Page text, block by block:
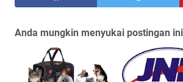
Anda mungkin menyukai postingan